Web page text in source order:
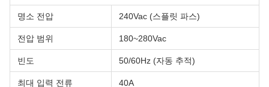
명소 전압 240Vac (스플릿 파스)
전압 범위 180~280Vac
빈도 50/60Hz (자동 추적)
최대 입력 전류 40A